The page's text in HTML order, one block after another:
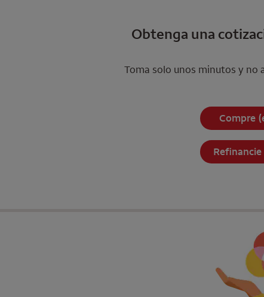
Obtenga una
Toma solo unos minutos y no
Compre